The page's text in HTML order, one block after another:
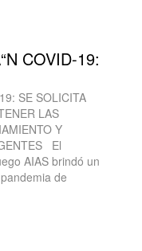
COVID-19:
SE SOLICITA
LAS
Y
El
AIAS brindó un
de